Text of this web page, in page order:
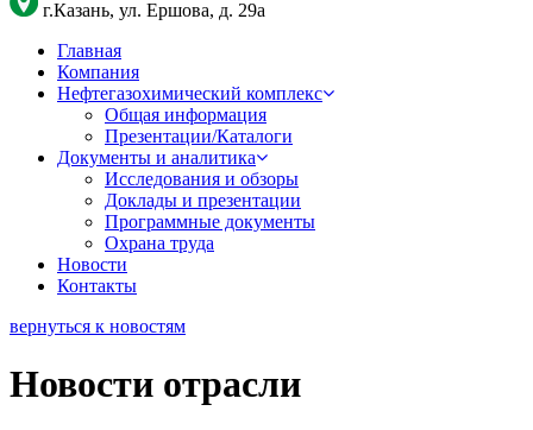
г.Казань, ул. Ершова, д. 29а
Главная
Компания
Нефтегазохимический комплекс
Общая информация
Презентации/Каталоги
Документы и аналитика
Исследования и обзоры
Доклады и презентации
Программные документы
Охрана труда
Новости
Контакты
вернуться к новостям
Новости отрасли